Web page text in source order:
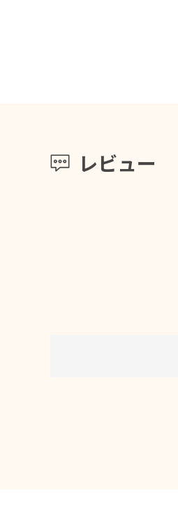
レビュー